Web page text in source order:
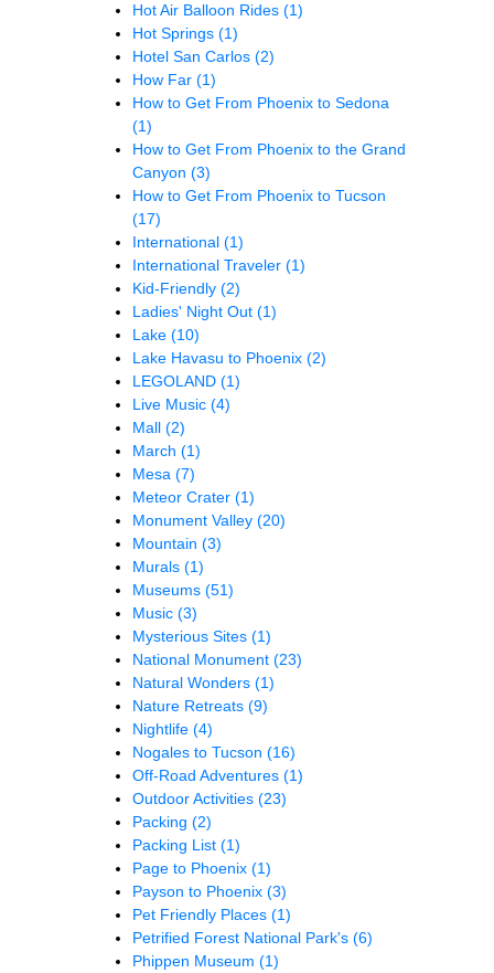
Hot Air Balloon Rides (1)
Hot Springs (1)
Hotel San Carlos (2)
How Far (1)
How to Get From Phoenix to Sedona
(1)
How to Get From Phoenix to the Grand
Canyon (3)
How to Get From Phoenix to Tucson
(17)
International (1)
International Traveler (1)
Kid-Friendly (2)
Ladies' Night Out (1)
Lake (10)
Lake Havasu to Phoenix (2)
LEGOLAND (1)
Live Music (4)
Mall (2)
March (1)
Mesa (7)
Meteor Crater (1)
Monument Valley (20)
Mountain (3)
Murals (1)
Museums (51)
Music (3)
Mysterious Sites (1)
National Monument (23)
Natural Wonders (1)
Nature Retreats (9)
Nightlife (4)
Nogales to Tucson (16)
Off-Road Adventures (1)
Outdoor Activities (23)
Packing (2)
Packing List (1)
Page to Phoenix (1)
Payson to Phoenix (3)
Pet Friendly Places (1)
Petrified Forest National Park's (6)
Phippen Museum (1)